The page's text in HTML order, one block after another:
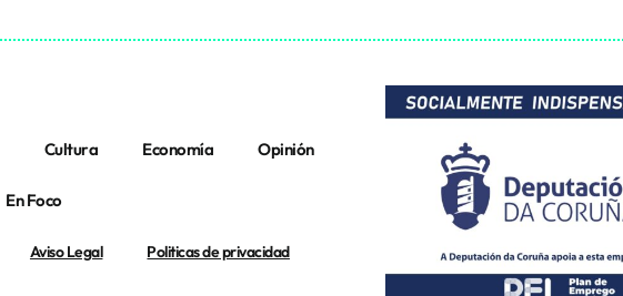
Cultura Economía Opinión
En Foco
Aviso Legal Politicas de privacidad